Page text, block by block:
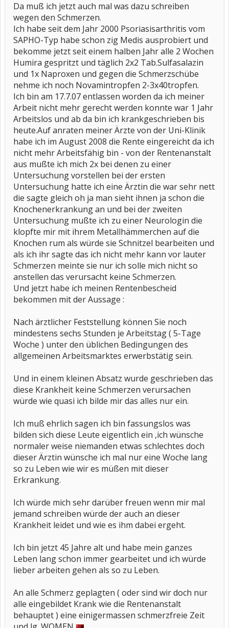
Da muß ich jetzt auch mal was dazu schreiben
wegen den Schmerzen.
Ich habe seit dem Jahr 2000 Psoriasisarthritis vom
SAPHO-Typ habe schon zig Medis ausprobiert und
bekomme jetzt seit einem halben Jahr alle 2 Wochen
Humira gespritzt und täglich 2x2 Tab.Sulfasalazin
und 1x Naproxen und gegen die Schmerzschübe
nehme ich noch Novamintropfen 2-3x40tropfen.
Ich bin am 17.7.07 entlassen worden da ich meiner
Arbeit nicht mehr gerecht werden konnte war 1 Jahr
Arbeitslos und ab da bin ich krankgeschrieben bis
heute.Auf anraten meiner Ärzte von der Uni-Klinik
habe ich im August 2008 die Rente eingereicht da ich
nicht mehr Arbeitsfähig bin - von der Rentenanstalt
aus mußte ich mich 2x bei denen zu einer
Untersuchung vorstellen bei der ersten
Untersuchung hatte ich eine Ärztin die war sehr nett
die sagte gleich oh ja man sieht ihnen ja schon die
Knochenerkrankung an und bei der zweiten
Untersuchung mußte ich zu einer Neurologin die
klopfte mir mit ihrem Metallhämmerchen auf die
Knochen rum als würde sie Schnitzel bearbeiten und
als ich ihr sagte das ich nicht mehr kann vor lauter
Schmerzen meinte sie nur ich solle mich nicht so
anstellen das verursacht keine Schmerzen.
Und jetzt habe ich meinen Rentenbescheid
bekommen mit der Aussage :
Nach ärztlicher Feststellung können Sie noch
mindestens sechs Stunden je Arbeitstag ( 5-Tage
Woche ) unter den üblichen Bedingungen des
allgemeinen Arbeitsmarktes erwerbstätig sein.
Und in einem kleinen Absatz wurde geschrieben das
diese Krankheit keine Schmerzen verursachen
würde wie quasi ich bilde mir das alles nur ein.
Ich muß ehrlich sagen ich bin fassungslos was
bilden sich diese Leute eigentlich ein ,ich wünsche
normaler weise niemanden etwas schlechtes doch
dieser Ärztin wünsche ich mal nur eine Woche lang
so zu Leben wie wir es müßen mit dieser
Erkrankung.
Ich würde mich sehr darüber freuen wenn mir mal
jemand schreiben würde der auch an dieser
Krankheit leidet und wie es ihm dabei ergeht.
Ich bin jetzt 45 Jahre alt und habe mein ganzes
Leben lang schon immer gearbeitet und ich würde
lieber arbeiten gehen als so zu Leben.
An alle Schmerz geplagten ( oder sind wir doch nur
alle eingebildet Krank wie die Rentenanstalt
behauptet ) eine einigermassen schmerzfreie Zeit